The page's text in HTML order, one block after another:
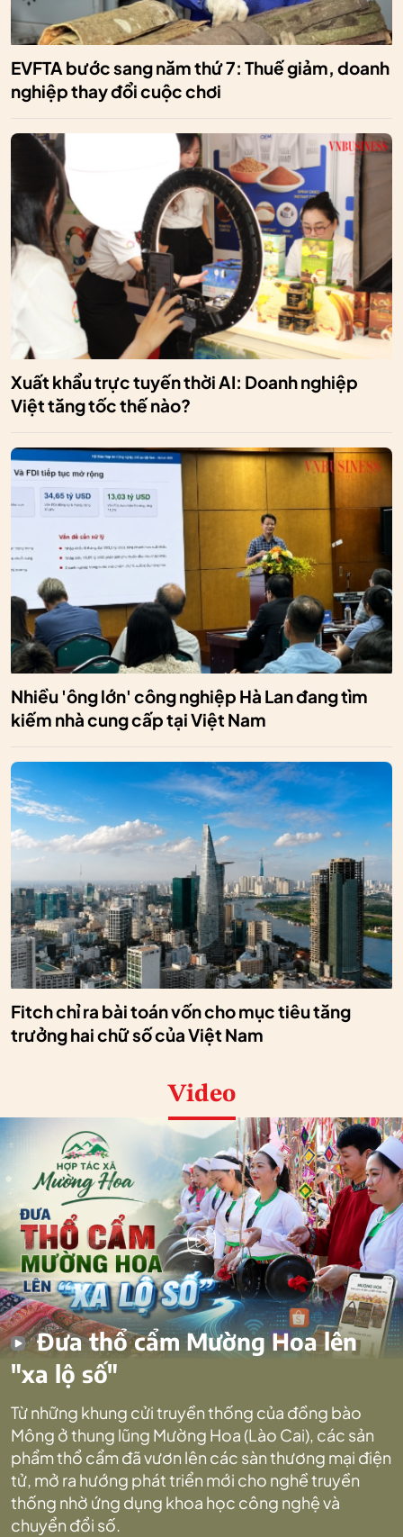
EVFTA bước sang năm thứ 7: Thuế giảm, doanh
nghiệp thay đổi cuộc chơi
Xuất khẩu trực tuyến thời AI: Doanh nghiệp
Việt tăng tốc thế nào?
Nhiều 'ông lớn' công nghiệp Hà Lan đang tìm
kiếm nhà cung cấp tại Việt Nam
Fitch chỉ ra bài toán vốn cho mục tiêu tăng
trưởng hai chữ số của Việt Nam
Video
Đưa thổ cẩm Mường Hoa lên
"xa lộ số"
Từ những khung cửi truyền thống của đồng bào
Mông ở thung lũng Mường Hoa (Lào Cai), các sản
phẩm thổ cẩm đã vươn lên các sàn thương mại điện
tử, mở ra hướng phát triển mới cho nghề truyền
thống nhờ ứng dụng khoa học công nghệ và
chuyển đổi số.